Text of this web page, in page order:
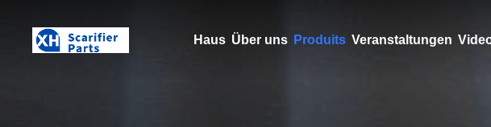
Haus Über uns Produits Veranstaltungen